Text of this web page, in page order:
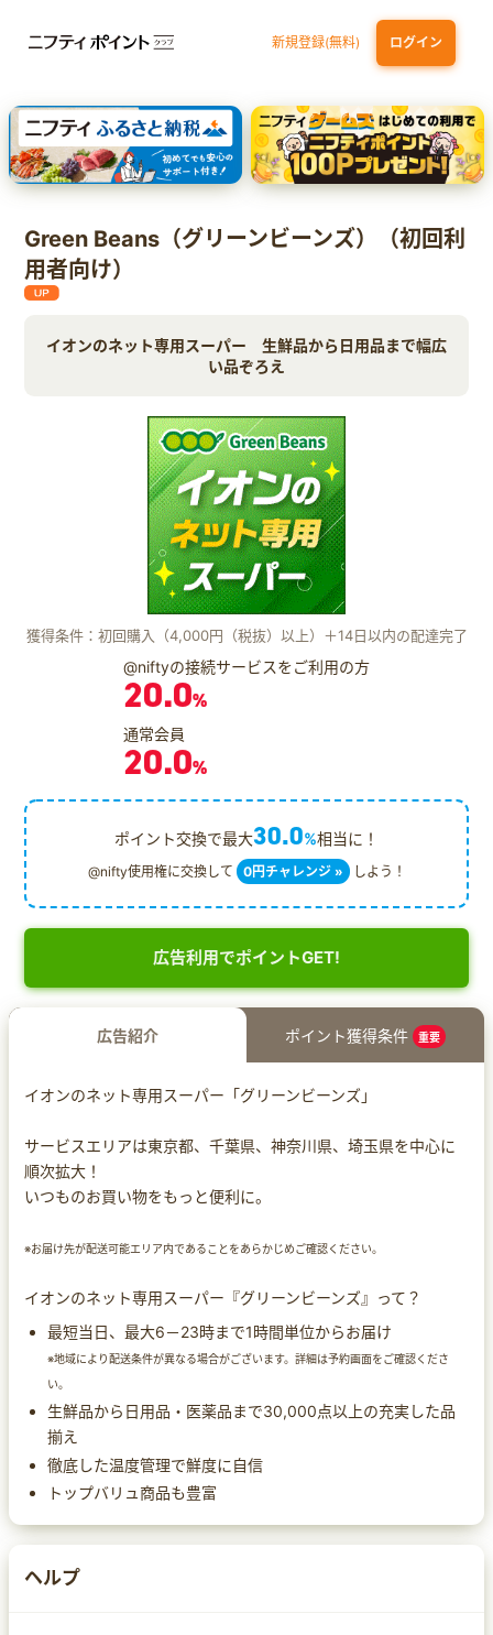
新規登録(無料) ログイン
dカード GOLD 三井住友カード ゴールド（NL）（家族カード発行）
【実質初月無料】DMM | Disney+(ディズニープラス) セットプラン
SBI証券 確定拠出年金（iDeCo）
Green Beans（グリーンビーンズ）（初回利
用者向け）
イオンのネット専用スーパー 生鮮品から日用品まで幅広
い品ぞろえ
獲得条件：初回購入（4,000円（税抜）以上）＋14日以内の配達完了
@niftyの接続サービスをご利用の方
20.0%
通常会員
20.0%
ポイント交換で最大30.0%相当に！
@nifty使用権に交換して 0円チャレンジ » しよう！
広告利用でポイントGET!
広告紹介 ポイント獲得条件 重要
イオンのネット専用スーパー「グリーンビーンズ」
サービスエリアは東京都、千葉県、神奈川県、埼玉県を中心に
順次拡大！
いつものお買い物をもっと便利に。
※お届け先が配送可能エリア内であることをあらかじめご確認ください。
イオンのネット専用スーパー『グリーンビーンズ』って？
最短当日、最大6－23時まで1時間単位からお届け
※地域により配送条件が異なる場合がございます。詳細は予約画面をご確認くださ
い。
生鮮品から日用品・医薬品まで30,000点以上の充実した品
揃え
徹底した温度管理で鮮度に自信
トップバリュ商品も豊富
ヘルプ